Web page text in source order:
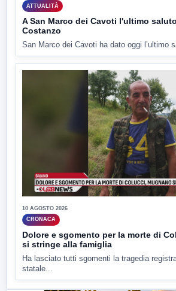
ATTUALITÀ
A San Marco dei Cavoti l'ultimo
Costanzo
San Marco dei Cavoti ha dato oggi l’ultimo
10 AGOSTO 2026
CRONACA
Dolore e sgomento per la morte di
si stringe alla famiglia
Ha lasciato tutti sgomenti la tragedia
statale...